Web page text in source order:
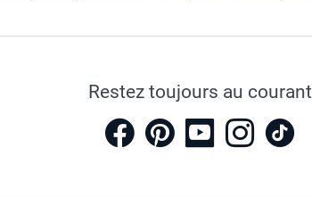
Restez toujours au courant